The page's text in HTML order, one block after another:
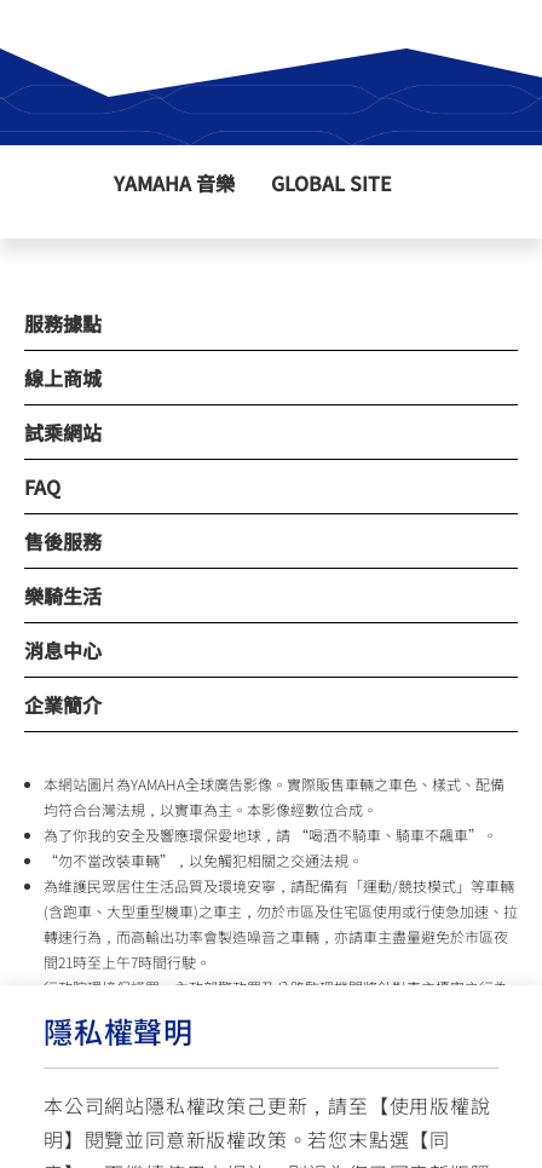
隱私權聲明
本公司網站隱私權政策己更新，請至【使用版權說
明】閱覽並同意新版權政策。 若您末點選【同
YAMAHA 音樂 GLOBAL SITE
服務據點
線上商城
試乘網站
FAQ
售後服務
樂騎生活
消息中心
企業簡介
本網站圖片為YAMAHA全球廣告影像。實際販售車輛之車色、樣式、配備
均符合台灣法規，以實車為主。本影像經數位合成。
為了你我的安全及響應環保愛地球，請 “喝酒不騎車、騎車不飆車”。
“勿不當改裝車輛”，以免觸犯相關之交通法規。
為維護民眾居住生活品質及環境安寧，請配備有「運動/競技模式」等車輛
(含跑車、大型重型機車)之車主，勿於市區及住宅區使用或行使急加速、拉
轉速行為，而高輸出功率會製造噪音之車輛，亦請車主盡量避免於市區夜
間21時至上午7時間行駛。
行政院環境保護署、內政部警政署及公路監理機關將針對車主擾寧之行為
台灣山葉機車 關心您
使用版權說明 隱私權政策 交通安全入口網
☏ 免付費客服專線: 0800-631-680 ✉ 聯繫客服